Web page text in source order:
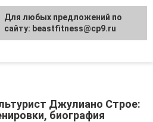
и фитнес
Джулиано Строе:
биография
Для любых предложений по
сайту: beastfitness@cp9.ru